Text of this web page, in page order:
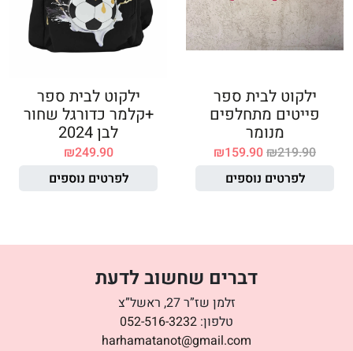
ילקוט לבית ספר
פייטים מתחלפים
מנומר
₪219.90
₪159.90
לפרטים נוספים
ילקוט לבית ספר
+קלמר כדורגל שחור
לבן 2024
₪249.90
לפרטים נוספים
דברים שחשוב לדעת
זלמן שז”ר 27, ראשל”צ
טלפון: 052-516-3232
harhamatanot@gmail.com